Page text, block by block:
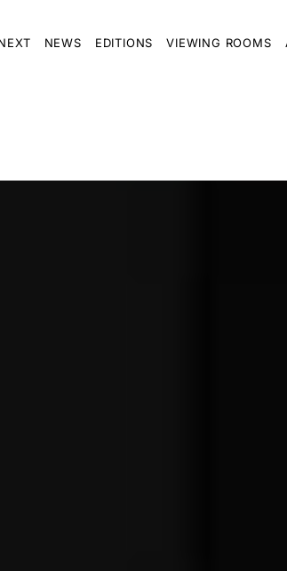
NEWS EDITIONS VIEWING ROOMS